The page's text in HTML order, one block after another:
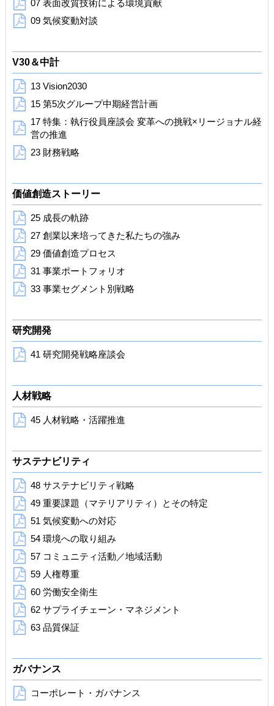
07 表面改質技術による環境貢献
09 気候変動対談
V30＆中計
13 Vision2030
15 第5次グループ中期経営計画
17 特集：執行役員座談会 変革への挑戦×リージョナル経
営の推進
23 財務戦略
価値創造ストーリー
25 成長の軌跡
27 創業以来培ってきた私たちの強み
29 価値創造プロセス
31 事業ポートフォリオ
33 事業セグメント別戦略
研究開発
41 研究開発戦略座談会
人材戦略
45 人材戦略・活躍推進
サステナビリティ
48 サステナビリティ戦略
49 重要課題（マテリアリティ）とその特定
51 気候変動への対応
54 環境への取り組み
57 コミュニティ活動／地域活動
59 人権尊重
60 労働安全衛生
62 サプライチェーン・マネジメント
63 品質保証
ガバナンス
コーポレート・ガバナンス